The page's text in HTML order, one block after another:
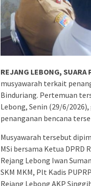
REJANG LEBONG, SUARA
musyawarah terkait
Binduriang. Pertemuan
Lebong, Senin (29/6/
penanganan bencana
Musyawarah tersebut
MSi bersama Ketua DPRD
Rejang Lebong Iwan
SKM MKM, Plt Kadis
Rejang Lebong AKP